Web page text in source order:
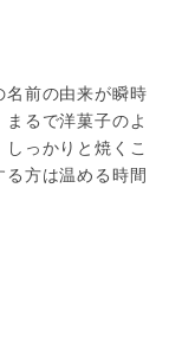
前の由来が瞬時
るで洋菓子のよ
っかりと焼くこ
方は温める時間